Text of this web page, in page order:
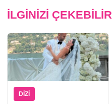
İLGINIZI ÇEKEBILIR
DIZI